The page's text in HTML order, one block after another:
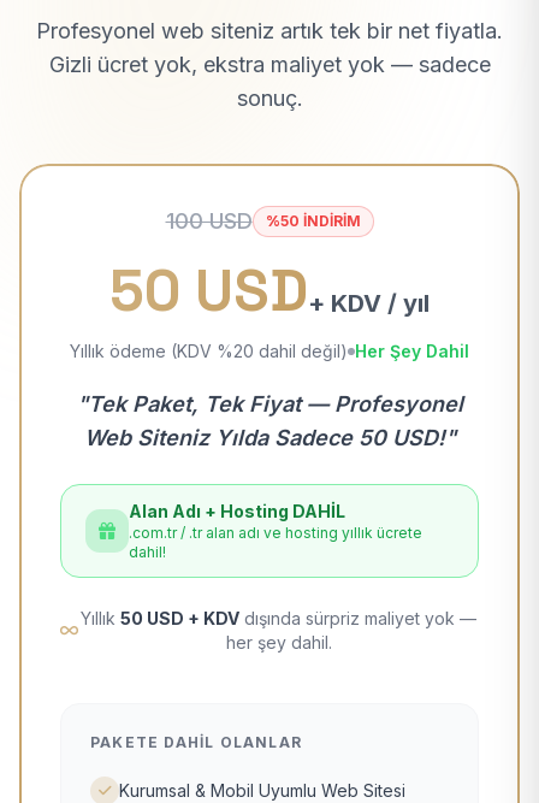
Profesyonel web siteniz artık tek bir net fiyatla.
Gizli ücret yok, ekstra maliyet yok — sadece
sonuç.
100 USD %50 İNDİRİM
50 USD+ KDV / yıl
Yıllık ödeme (KDV %20 dahil değil) Her Şey Dahil
"Tek Paket, Tek Fiyat — Profesyonel
Web Siteniz Yılda Sadece 50 USD!"
Alan Adı + Hosting DAHİL
.com.tr / .tr alan adı ve hosting yıllık ücrete
dahil!
Yıllık 50 USD + KDV dışında sürpriz maliyet yok —
her şey dahil.
PAKETE DAHIL OLANLAR
Kurumsal & Mobil Uyumlu Web Sitesi